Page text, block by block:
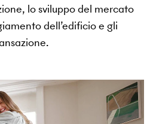
lo sviluppo del mercato
dell’edificio e gli